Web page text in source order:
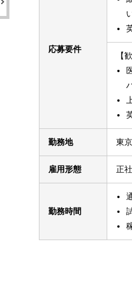
応募要件
【
勤務地 東
雇用形態 正
勤務時間